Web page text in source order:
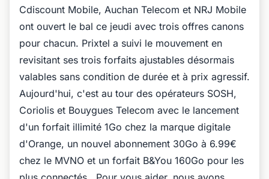
Cdiscount Mobile, Auchan Telecom et NRJ Mobile
ont ouvert le bal ce jeudi avec trois offres canons
pour chacun. Prixtel a suivi le mouvement en
revisitant ses trois forfaits ajustables désormais
valables sans condition de durée et à prix agressif.
Aujourd'hui, c'est au tour des opérateurs SOSH,
Coriolis et Bouygues Telecom avec le lancement
d'un forfait illimité 1Go chez la marque digitale
d'Orange, un nouvel abonnement 30Go à 6.99€
chez le MVNO et un forfait B&You 160Go pour les